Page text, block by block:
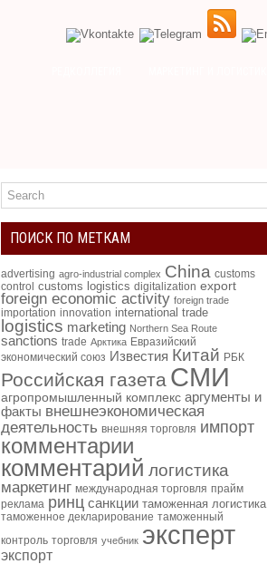
ПОИСК ПО МЕТКАМ
advertising agro-industrial complex China customs
control customs logistics digitalization export
foreign economic activity foreign trade
importation innovation international trade
logistics marketing Northern Sea Route
sanctions trade Арктика Евразийский
экономический союз Известия Китай РБК
Российская газета СМИ
агропромышленный комплекс аргументы и
факты внешнеэкономическая
деятельность внешняя торговля импорт
комментарии
комментарий логистика
маркетинг международная торговля прайм
реклама ринц санкции таможенная логистика
таможенное декларирование таможенный
контроль торговля учебник эксперт
экспорт